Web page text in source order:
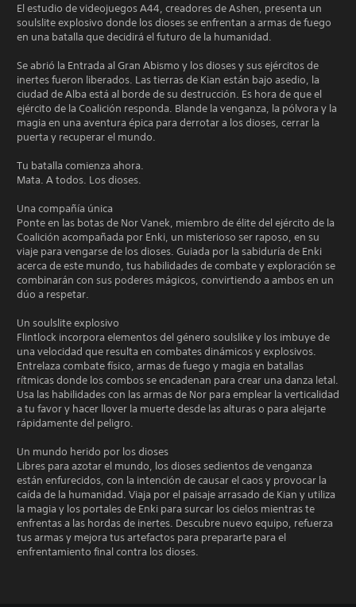
El estudio de videojuegos A44, creadores de Ashen, presenta un
soulslite explosivo donde los dioses se enfrentan a armas de fuego
en una batalla que decidirá el futuro de la humanidad.
Se abrió la Entrada al Gran Abismo y los dioses y sus ejércitos de
inertes fueron liberados. Las tierras de Kian están bajo asedio, la
ciudad de Alba está al borde de su destrucción. Es hora de que el
ejército de la Coalición responda. Blande la venganza, la pólvora y la
magia en una aventura épica para derrotar a los dioses, cerrar la
puerta y recuperar el mundo.
Tu batalla comienza ahora.
Mata. A todos. Los dioses.
Una compañía única
Ponte en las botas de Nor Vanek, miembro de élite del ejército de la
Coalición acompañada por Enki, un misterioso ser raposo, en su
viaje para vengarse de los dioses. Guiada por la sabiduría de Enki
acerca de este mundo, tus habilidades de combate y exploración se
combinarán con sus poderes mágicos, convirtiendo a ambos en un
dúo a respetar.
Un soulslite explosivo
Flintlock incorpora elementos del género soulslike y los imbuye de
una velocidad que resulta en combates dinámicos y explosivos.
Entrelaza combate físico, armas de fuego y magia en batallas
rítmicas donde los combos se encadenan para crear una danza letal.
Usa las habilidades con las armas de Nor para emplear la verticalidad
a tu favor y hacer llover la muerte desde las alturas o para alejarte
rápidamente del peligro.
Un mundo herido por los dioses
Libres para azotar el mundo, los dioses sedientos de venganza
están enfurecidos, con la intención de causar el caos y provocar la
caída de la humanidad. Viaja por el paisaje arrasado de Kian y utiliza
la magia y los portales de Enki para surcar los cielos mientras te
enfrentas a las hordas de inertes. Descubre nuevo equipo, refuerza
tus armas y mejora tus artefactos para prepararte para el
enfrentamiento final contra los dioses.